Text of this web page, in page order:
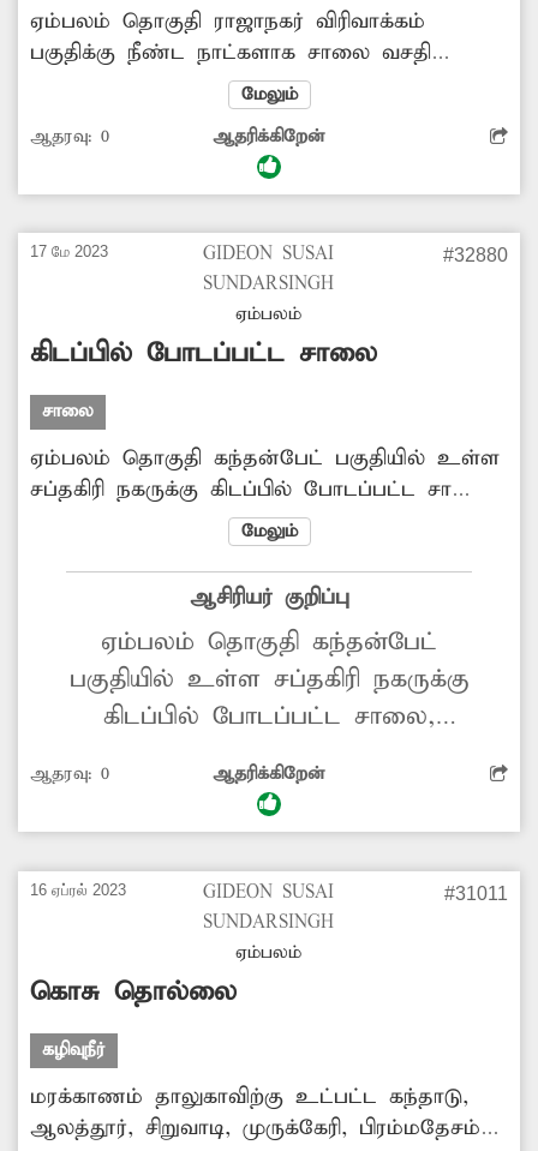
ஏம்பலம் தொகுதி ராஜாநகர் விரிவாக்கம்
பகுதிக்கு நீண்ட நாட்களாக சாலை வசதி
இல்லாததால் அப்பகுதி மக்கள் தவித்து
வருகின்றனர். எனவே அதிகாரிகள் உரிய
நடவடிக்கை எடுத்து அங்கு புதிய சாலை
மேலும்
ஆதரவு: 0 ஆதரிக்கிறேன்
17 மே 2023
GIDEON SUSAI
SUNDARSINGH
ஏம்பலம்
#32880
கிடப்பில் போடப்பட்ட சாலை
சாலை
ஏம்பலம் தொகுதி கந்தன்பேட் பகுதியில் உள்ள
சப்தகிரி நகருக்கு கிடப்பில் போடப்பட்ட சாலை,
குடிநீர், கழிவுநீர் வாய்க்கால் வசதிகளை
ஏற்படுத்தி தர அரசு ஆதிதிராவிடர் மேம்பாட்டு
கழகம் நடவடிக்கை எடுக்க வேண்டும்
மேலும்
ஆசிரியர் குறிப்பு
ஏம்பலம் தொகுதி கந்தன்பேட்
பகுதியில் உள்ள சப்தகிரி நகருக்கு
கிடப்பில் போடப்பட்ட சாலை,
வசதிகளை ஏற்படுத்தி தர அரசு
ஆதிதிராவிடர் மேம்பாட்டு கழகம்
நடவடிக்கை எடுக்க வேண்டும்
ஆதரவு: 0 ஆதரிக்கிறேன்
16 ஏப்ரல் 2023
GIDEON SUSAI
SUNDARSINGH
ஏம்பலம்
#31011
கொசு தொல்லை
கழிவுநீர்
மரக்காணம் தாலுகாவிற்கு உட்பட்ட கந்தாடு,
ஆலத்தூர், சிறுவாடி, முருக்கேரி, பிரம்மதேசம்